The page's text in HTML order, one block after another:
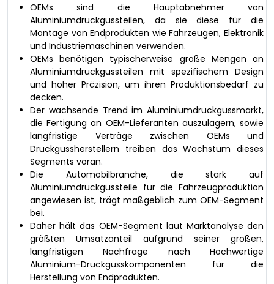
OEMs sind die Hauptabnehmer von
Aluminiumdruckgussteilen, da sie diese für die
Montage von Endprodukten wie Fahrzeugen, Elektronik
und Industriemaschinen verwenden.
OEMs benötigen typischerweise große Mengen an
Aluminiumdruckgussteilen mit spezifischem Design
und hoher Präzision, um ihren Produktionsbedarf zu
decken.
Der wachsende Trend im Aluminiumdruckgussmarkt,
die Fertigung an OEM-Lieferanten auszulagern, sowie
langfristige Verträge zwischen OEMs und
Druckgussherstellern treiben das Wachstum dieses
Segments voran.
Die Automobilbranche, die stark auf
Aluminiumdruckgussteile für die Fahrzeugproduktion
angewiesen ist, trägt maßgeblich zum OEM-Segment
bei.
Daher hält das OEM-Segment laut Marktanalyse den
größten Umsatzanteil aufgrund seiner großen,
langfristigen Nachfrage nach Hochwertige
Aluminium-Druckgusskomponenten für die
Herstellung von Endprodukten.